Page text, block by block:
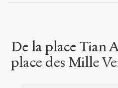
Attribution-
NonCommercial-
ShareAlike 4.0
De la place Tian
place des Mille